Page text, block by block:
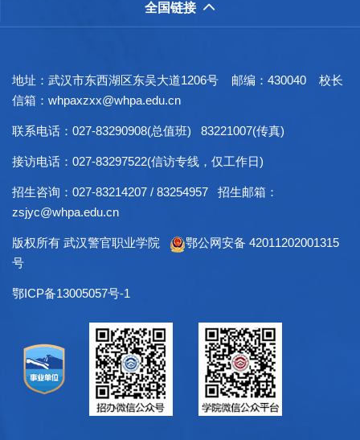
全国链接 
地址：武汉市东西湖区东吴大道1206号 邮编：430040 校长
信箱：whpaxzxx@whpa.edu.cn
联系电话：027-83290908(总值班) 83221007(传真)
接访电话：027-83297522(信访专线，仅工作日)
招生咨询：027-83214207 / 83254957 招生邮箱：
zsjyc@whpa.edu.cn
版权所有 武汉警官职业学院
鄂公网安备 42011202001315
号
鄂ICP备13005057号-1